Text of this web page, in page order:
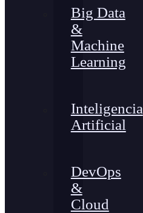
Big Data
&
Machine
Learning
Inteligencia
Artificial
DevOps
&
Cloud